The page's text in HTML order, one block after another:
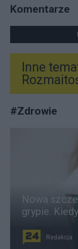
Komentarze
Inne
#Zdrowie
Nowa
grypie.
Redakcja